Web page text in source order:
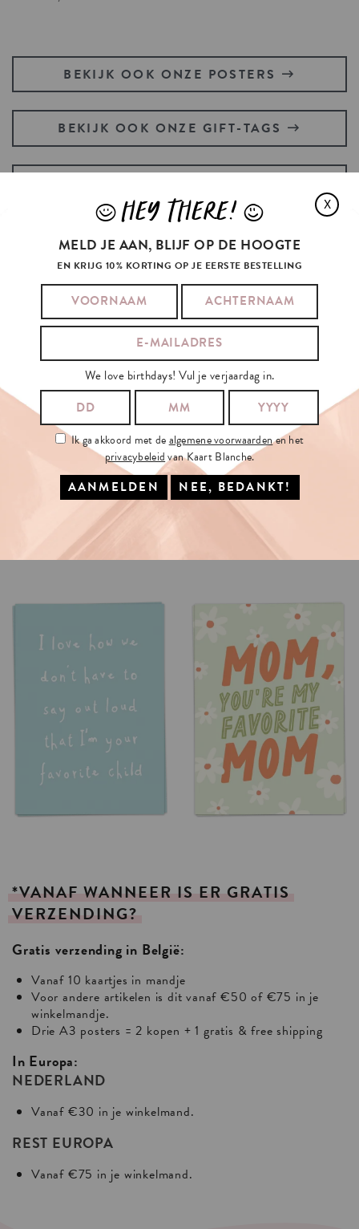
BEKIJK OOK ONZE POSTERS
BEKIJK OOK ONZE GIFT-TAGS
KIM KARDASHIAN ALSO LIKED
*VANAF WANNEER IS ER GRATIS
VERZENDING?
Gratis verzending in België:
Vanaf 10 kaartjes in mandje
Voor andere artikelen is dit vanaf €50 of €75 in je
winkelmandje.
Drie A3 posters = 2 kopen + 1 gratis & free shipping
In Europa:
NEDERLAND
Vanaf €30 in je winkelmand.
REST EUROPA
Vanaf €75 in je winkelmand.
X
JHEY THERE! L
MELD JE AAN, BLIJF OP DE HOOGTE
EN KRIJG 10% KORTING OP JE EERSTE BESTELLING
We love birthdays! Vul je verjaardag in.
Ik ga akkoord met dealgemene voorwaardenen het
privacybeleidvan Kaart Blanche.